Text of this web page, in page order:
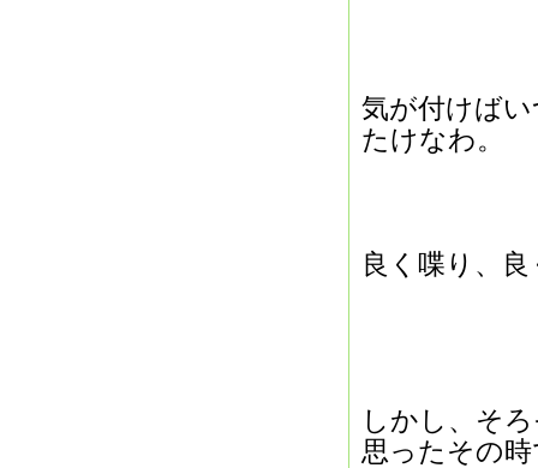
気が付けば
たけなわ。
良く喋り、
しかし、そ
思ったその